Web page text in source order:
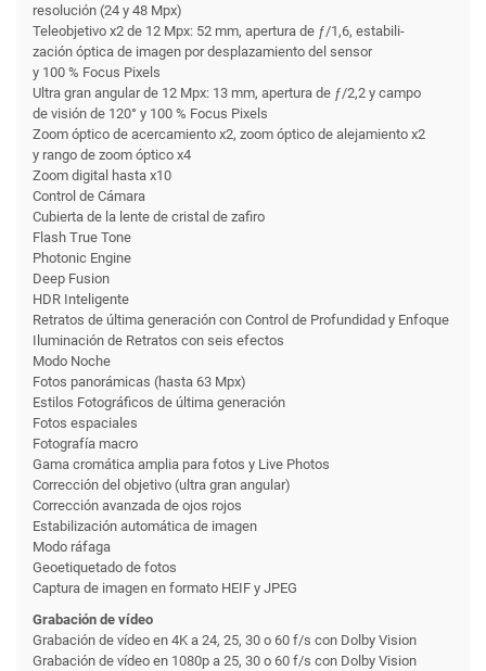
resolución (24 y 48 Mpx)
Teleobjetivo x2 de 12 Mpx: 52 mm, apertura de ƒ/1,6, estabili­
zación óptica de imagen por desplazamiento del sensor
y 100 % Focus Pixels
Ultra gran angular de 12 Mpx: 13 mm, apertura de ƒ/2,2 y campo
de visión de 120° y 100 % Focus Pixels
Zoom óptico de acercamiento x2, zoom óptico de alejamiento x2
y rango de zoom óptico x4
Zoom digital hasta x10
Control de Cámara
Cubierta de la lente de cristal de zafiro
Flash True Tone
Photonic Engine
Deep Fusion
HDR Inteligente
Retratos de última generación con Control de Profundidad y Enfoque
Iluminación de Retratos con seis efectos
Modo Noche
Fotos panorámicas (hasta 63 Mpx)
Estilos Fotográficos de última generación
Fotos espaciales
Fotografía macro
Gama cromática amplia para fotos y Live Photos
Corrección del objetivo (ultra gran angular)
Corrección avanzada de ojos rojos
Estabili­zación automática de imagen
Modo ráfaga
Geoetiquetado de fotos
Captura de imagen en formato HEIF y JPEG
Grabación de vídeo
Grabación de vídeo en 4K a 24, 25, 30 o 60 f/s con Dolby Vision
Grabación de vídeo en 1080p a 25, 30 o 60 f/s con Dolby Vision